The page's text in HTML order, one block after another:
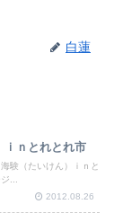
白蓮
ｉｎとれとれ市
験（たいけん）ｉｎと
...
2012.08.26